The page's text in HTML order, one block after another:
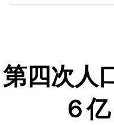
第四次人
６